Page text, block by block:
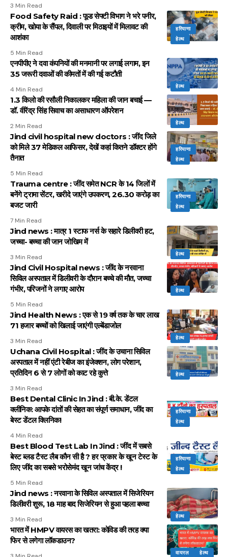
3 Min Read
हरियाणा
हेल्थ
Food Safety Raid : फूड सेफ्टी विभाग ने भरे पनीर,
क्रीम, खोया के सैंपल, दिवाली पर मिठाइयों में मिलावट की
आशंका
5 Min Read
हेल्थ
एनपीपीए ने दवा कंपनियों की मनमानी पर लगाई लगाम, इन
35 जरूरी दवाओं की कीमतों में की गई कटौती
4 Min Read
हेल्थ
1.3 किलो की रसौली निकालकर महिला की जान बचाई —
डॉ. वीरेंद्र सिंह सिवाच का असाधारण ऑपरेशन
2 Min Read
हरियाणा
हेल्थ
Jind civil hospital new doctors : जींद जिले
को मिले 37 मेडिकल आफिसर, देखें कहां कितने डॉक्टर होंगे
तैनात
5 Min Read
हरियाणा
हेल्थ
Trauma centre : जींद समेत NCR के 14 जिलों में
बनेंगे ट्रामा सेंटर, खरीदे जाएंगे उपकरण, 26.30 करोड़ का
बजट जारी
7 Min Read
हेल्थ
Jind news : मात्र 1 स्टाफ नर्स के सहारे डिलीवरी हट,
जच्चा- बच्चा की जान जोखिम में
3 Min Read
हेल्थ
Jind Civil Hospital news : जींद के नरवाना
सिविल अस्पताल में डिलीवरी के दौरान बच्चे की मौत, जच्चा
गंभीर, परिजनों ने लगाए आरोप
5 Min Read
हेल्थ
Jind Health News : एक से 19 वर्ष तक के चार लाख
71 हजार बच्चों को खिलाई जाएंगी एल्बेंडाजोल
3 Min Read
हेल्थ
Uchana Civil Hospital : जींद के उचाना सिविल
अस्पताल में नहीं एंटी रेबीज का इंजेक्शन, लोग परेशान,
प्रतिदिन 6 से 7 लोगों को काट रहे कुत्ते
3 Min Read
हरियाणा
हेल्थ
Best Dental Clinic In Jind : बी.के. डेंटल
क्लीनिक: आपके दांतों की सेहत का संपूर्ण समाधान, जींद का
बेस्ट डेंटल क्लिनिक!
4 Min Read
हरियाणा
हेल्थ
Best Blood Test Lab In Jind : जींद में सबसे
बेस्ट ब्लड टैस्ट लैब कौन सी है ? हर प्रकार के खून टेस्ट के
लिए जींद का सबसे भरोसेमंद खून जांच केंद्र !
5 Min Read
हेल्थ
Jind news : नरवाना के सिविल अस्पताल में सिजेरियन
डिलीवरी शुरू, 18 माह बाद सिजेरियन से हुआ पहला बच्चा
3 Min Read
वायरल हेल्थ
भारत में HMPV वायरस का खतरा: कोविड की तरह क्या
फिर से लगेगा लॉकडाउन?